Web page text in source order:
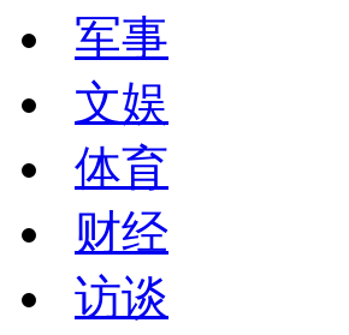
军事
文娱
体育
财经
访谈